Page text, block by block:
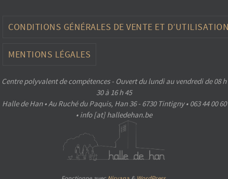
CONDITIONS GÉNÉRALES DE VENTE ET
MENTIONS LÉGALES
Centre polyvalent de compétences - Ouvert du lundi au vendredi de 08 h
30 à 16 h 45
Halle de Han • Au Ruché du Paquis, Han 36 - 6730 Tintigny • 063 44 00 60
• info [at] halledehan.be